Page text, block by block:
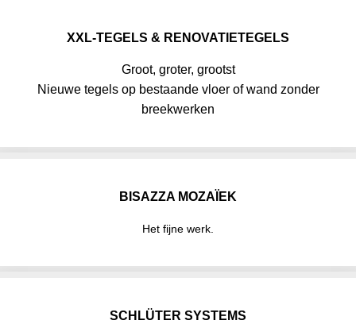
XXL-TEGELS & RENOVATIETEGELS
Groot, groter, grootst
Nieuwe tegels op bestaande vloer of wand zonder
breekwerken
BISAZZA MOZAÏEK
Het fijne werk.
SCHLÜTER SYSTEMS